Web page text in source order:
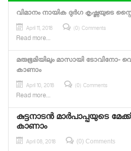
വിമാനം നായിക ദുര്‍ഗ കൃഷ്ണയുടെ
April 11, 2018 (0) Comments
Read more...
മരുഭൂമിയിലും മാസായി ടോവിനോ-
കാണാം
April 10, 2018 (0) Comments
Read more...
കുട്ടനാടന്‍ മാര്‍പാപ്പയുടെ
കാണാം
April 08, 2018 (0) Comments